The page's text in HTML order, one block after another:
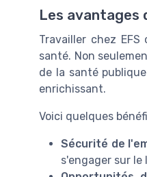
Les avantages
Travailler chez
santé. Non
de la santé
enrichissant.
Voici quelques
Sécurité de
s'engager sur le